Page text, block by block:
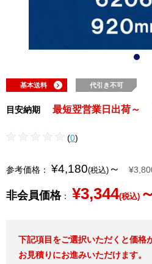
基本送料 代引き不可
目安納期 最短翌営業日出荷～
(0)
参考価格： ¥4,180(税込) ～
非会員価格： ¥3,344(税込)
下記項目をご選択いただくと価格
お見積りにお進みいただけます。